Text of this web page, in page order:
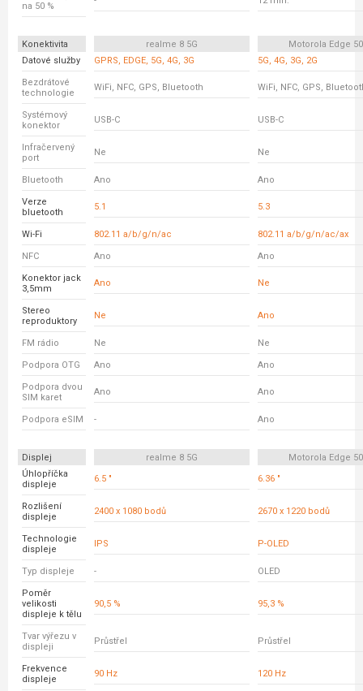
na 50 %
Konektivita realme 8 5G
Motorola Edge
Datové služby
GPRS, EDGE, 5G, 4G, 3G 5G, 4G, 3G, 2G
Bezdrátové
technologie
WiFi, NFC, GPS, Bluetooth WiFi, NFC, GPS,
Systémový
konektor
USB-C USB-C
Infračervený
port
Ne Ne
Bluetooth Ano Ano
Verze
bluetooth
5.1 5.3
Wi-Fi 802.11 a/b/g/n/ac 802.11 a/b/g/n/ac/ax
NFC Ano Ano
Konektor jack
3,5mm
Ano Ne
Stereo
reproduktory
Ne Ano
FM rádio Ne Ne
Podpora OTG Ano Ano
Podpora dvou
SIM karet
Ano Ano
Podpora eSIM - Ano
Displej realme 8 5G
Motorola Edge
Úhlopříčka
displeje
6.5 " 6.36 "
Rozlišení
displeje
2400 x 1080 bodů 2670 x 1220 bodů
Technologie
displeje
IPS P-OLED
Typ displeje - OLED
Poměr
velikosti
displeje k tělu
90,5 % 95,3 %
Tvar výřezu v
displeji
Průstřel Průstřel
Frekvence
displeje
90 Hz 120 Hz